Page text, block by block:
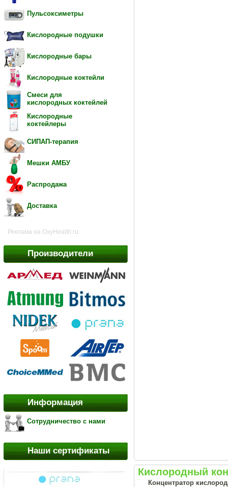
Пульсоксиметры
Кислородные подушки
Кислородные бары
Кислородные коктейли
Смеси для
кислородных коктейлей
Кислородные
коктейлеры
СИПАП-терапия
Мешки АМБУ
Распродажа
Доставка
Реклама на OxyHealth.ru:
Производители
Информация
Сотрудничество с нами
Наши сертификаты
Кислородный
Концентратор